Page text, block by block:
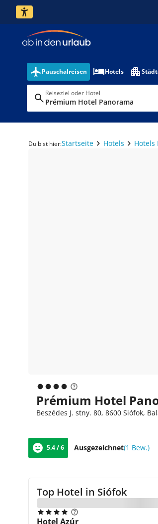
Pauschalreisen Hotels
Reiseziel oder Hotel
Prémium Hotel Panorama
Du bist hier:Startseite Hotels Hotels
Prémium Hotel
Beszédes J. stny. 80, 8600 Siófok,
5.4 / 6 Ausgezeichnet(1 Bew.)
Top Hotel in Siófok
Hotel Azúr